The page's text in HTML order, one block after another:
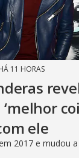
11 HORAS
ele
2017 e mudou